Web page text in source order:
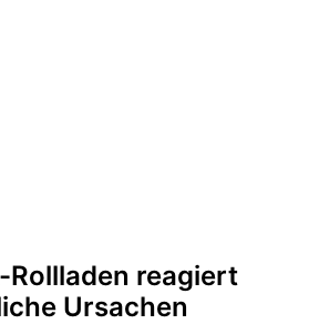
Rollladen reagiert
Ursachen